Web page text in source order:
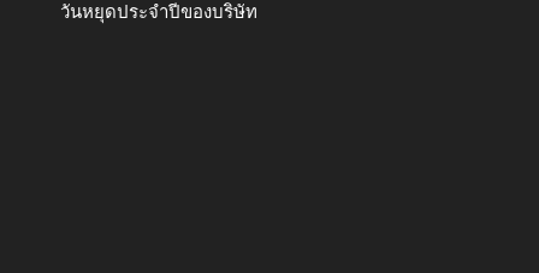
วันหยุดประจำปีของบริษัท